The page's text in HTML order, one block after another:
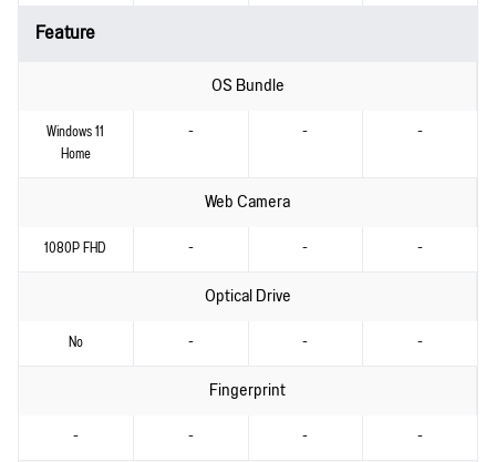
Feature
OS Bundle
Windows 11
Home
- - -
Web Camera
1080P FHD - - -
Optical Drive
No - - -
Fingerprint
- - - -